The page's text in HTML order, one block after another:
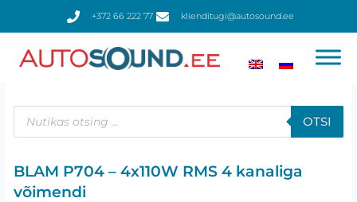
+372 66 222 77 klienditugi@autosound.ee
Products
search
OTSI
BLAM P704 – 4x110W RMS 4 kanaliga
võimendi